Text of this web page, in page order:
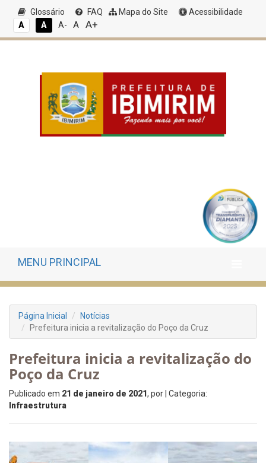
Glossário FAQ Mapa do Site
Acessibilidade
A
A A- A A+
MENU PRINCIPAL
Página Inicial
Notícias
Prefeitura inicia a revitalização do Poço da Cruz
Prefeitura inicia a revitalização do
Poço da Cruz
Publicado em 21 de janeiro de 2021, por | Categoria:
Infraestrutura